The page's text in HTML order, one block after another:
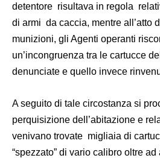
detentore risultava in regola
di armi da caccia, mentre all’atto
munizioni, gli Agenti operanti
un’incongruenza tra le cartucce
denunciate e quello invece
A seguito di tale circostanza si
perquisizione dell’abitazione e
venivano trovate migliaia di
“spezzato” di vario calibro oltre